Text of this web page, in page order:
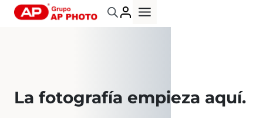
Saltar
La fotografía empieza aquí.